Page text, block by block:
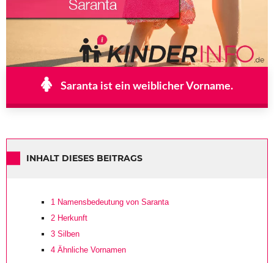
Saranta ist ein weiblicher Vorname.
INHALT DIESES BEITRAGS
1 Namensbedeutung von Saranta
2 Herkunft
3 Silben
4 Ähnliche Vornamen